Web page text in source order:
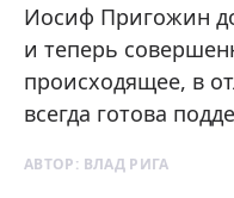
Иосиф Пригожин
и теперь
происходящее, в
всегда готова
АВТОР: ВЛАД РИГА